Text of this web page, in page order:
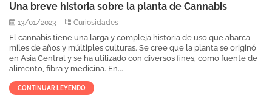
Una breve historia sobre la planta de Cannabis
13/01/2023 Curiosidades
El cannabis tiene una larga y compleja historia de uso que abarca
miles de años y múltiples culturas. Se cree que la planta se originó
en Asia Central y se ha utilizado con diversos fines, como fuente de
alimento, fibra y medicina. En...
CONTINUAR LEYENDO